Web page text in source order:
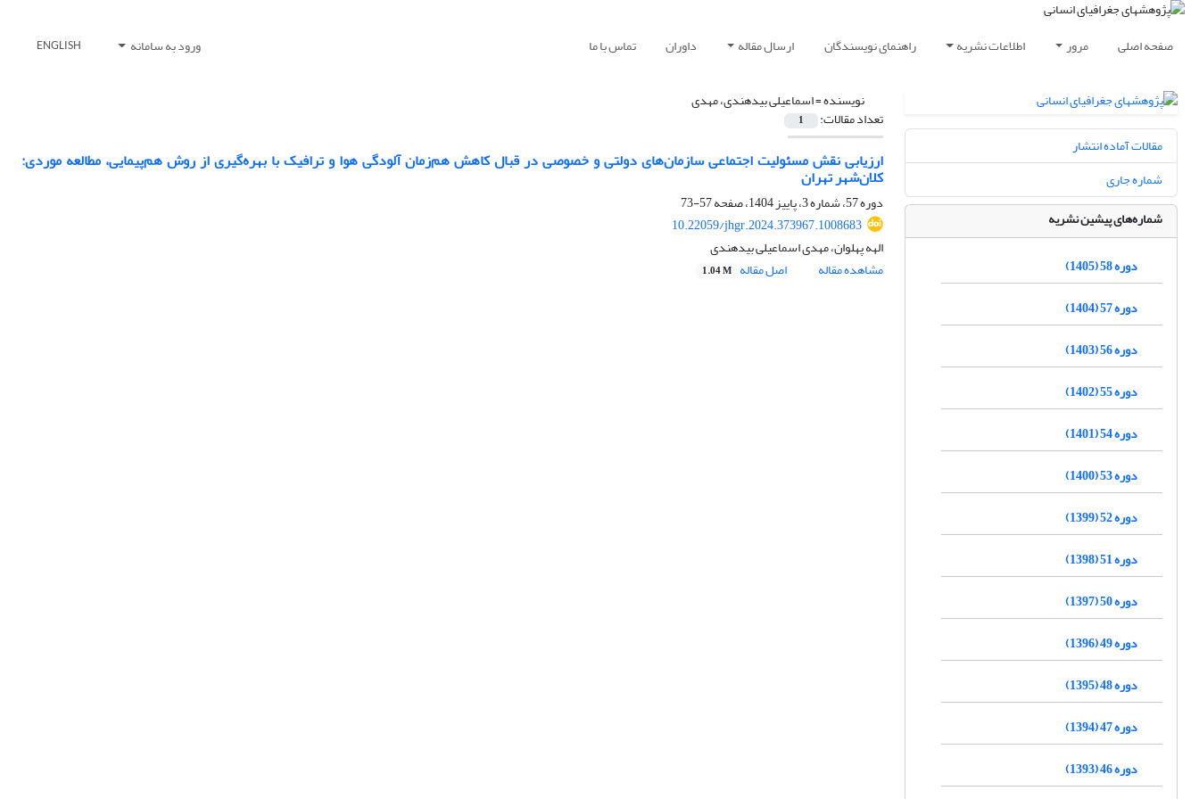
صفحه اصلی مرور اطلاعات نشریه راهنمای نویسندگان ارسال مقاله داوران تماس با ما ورود به سامانه ENGLISH
نویسنده =اسماعیلی بیدهندی، مهدی
تعداد مقالات: 1
ارزیابی نقش مسئولیت اجتماعی سازمان‌های دولتی و خصوصی در قبال کاهش هم‌زمان آلودگی هوا و ترافیک با بهره‌گیری از روش هم‌پیمایی، مطالعه موردی:
کلان‌شهر تهران
دوره 57، شماره 3، پاییز 1404، صفحه
57-73
10.22059/jhgr.2024.373967.1008683
الهه پهلوان، مهدی اسماعیلی بیدهندی
مشاهده مقاله
اصل مقاله 1.04 M
مقالات آماده انتشار
شماره جاری
شماره‌های پیشین نشریه
دوره 58 (1405)
دوره 57 (1404)
دوره 56 (1403)
دوره 55 (1402)
دوره 54 (1401)
دوره 53 (1400)
دوره 52 (1399)
دوره 51 (1398)
دوره 50 (1397)
دوره 49 (1396)
دوره 48 (1395)
دوره 47 (1394)
دوره 46 (1393)